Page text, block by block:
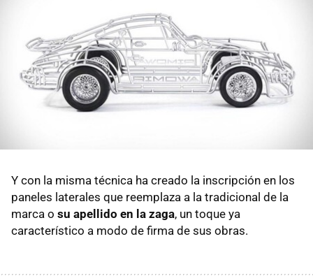
Y con la misma técnica ha creado la inscripción en los
paneles laterales que reemplaza a la tradicional de la
marca o su apellido en la zaga, un toque ya
característico a modo de firma de sus obras.